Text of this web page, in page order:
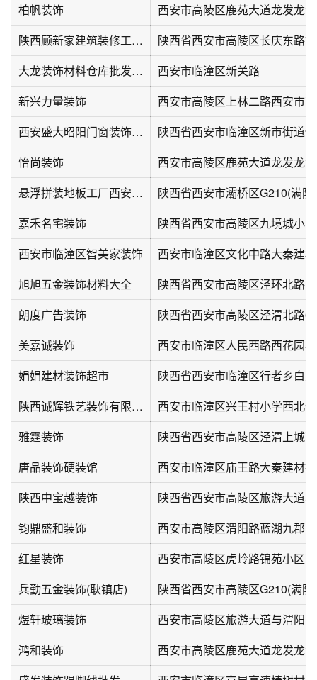
柏帆装饰
西安市高陵区鹿苑大道龙发龙
陕西顾新家建筑装修工程有限公司
陕西省西安市高陵区长庆东路
大龙装饰材料仓库批发中心
西安市临潼区新关路
新兴力量装饰
西安盛大昭阳门窗装饰材料有限公司
陕西省西安市临潼区新市街道
怡尚装饰
西安市高陵区鹿苑大道龙发龙
悬浮拼装地板工厂西安仓库运营中心
陕西省西安市灞桥区G210(满防
嘉禾名宅装饰
陕西省西安市高陵区九境城小
西安市临潼区智美家装饰
旭旭五金装饰材料大全
朗度广告装饰
陕西省西安市高陵区泾渭北路
美嘉诚装饰
西安市临潼区人民西路西花园
娟娟建材装饰超市
陕西诚辉铁艺装饰有限公司
西安市临潼区兴王村小学西北
雅霆装饰
陕西省西安市高陵区泾渭上城
唐品装饰硬装馆
陕西中宝越装饰
钧鼎盛和装饰
西安市高陵区渭阳路蓝湖九郡
红星装饰
西安市高陵区虎岭路锦苑小区
兵勤五金装饰(耿镇店)
陕西省西安市高陵区G210(满防
煜轩玻璃装饰
鸿和装饰
西安市高陵区鹿苑大道龙发龙